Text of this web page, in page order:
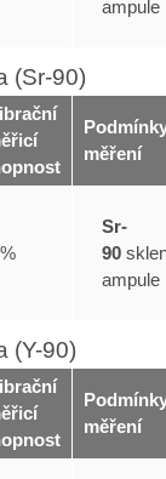
ampule
(Sr-90)
měření
Sr-
90
ampule
(Y-90)
měření